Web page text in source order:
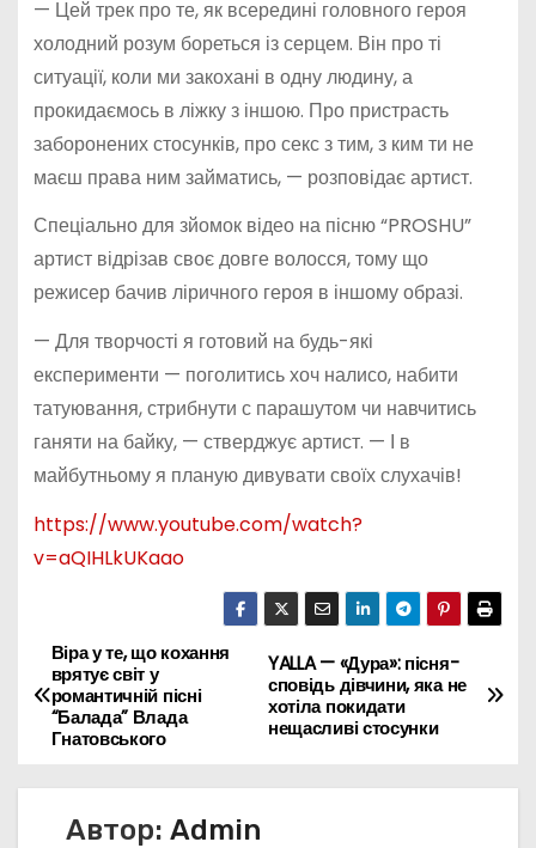
— Цей трек про те, як всередині головного героя
холодний розум бореться із серцем. Він про ті
ситуації, коли ми закохані в одну людину, а
прокидаємось в ліжку з іншою. Про пристрасть
заборонених стосунків, про секс з тим, з ким ти не
маєш права ним займатись, — розповідає артист.
Спеціально для зйомок відео на пісню “PROSHU”
артист відрізав своє довге волосся, тому що
режисер бачив ліричного героя в іншому образі.
— Для творчості я готовий на будь-які
експерименти — поголитись хоч налисо, набити
татуювання, стрибнути с парашутом чи навчитись
ганяти на байку, — стверджує артист. — І в
майбутньому я планую дивувати своїх слухачів!
https://www.youtube.com/watch?
v=aQIHLkUKaao
Н
а
YALLA — «Дура»: пісня-
сповідь дівчини, яка не
хотіла покидати
нещасливі стосунки
Віра у те, що кохання
врятує світ у
романтичній пісні
“Балада” Влада
Гнатовського
Автор: Admin